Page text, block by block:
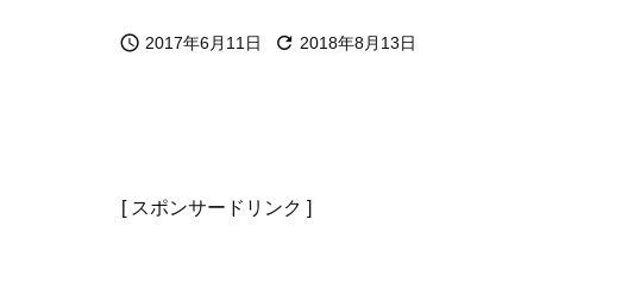
 2017年6月11日  2018年8月13日
[ スポンサードリンク ]